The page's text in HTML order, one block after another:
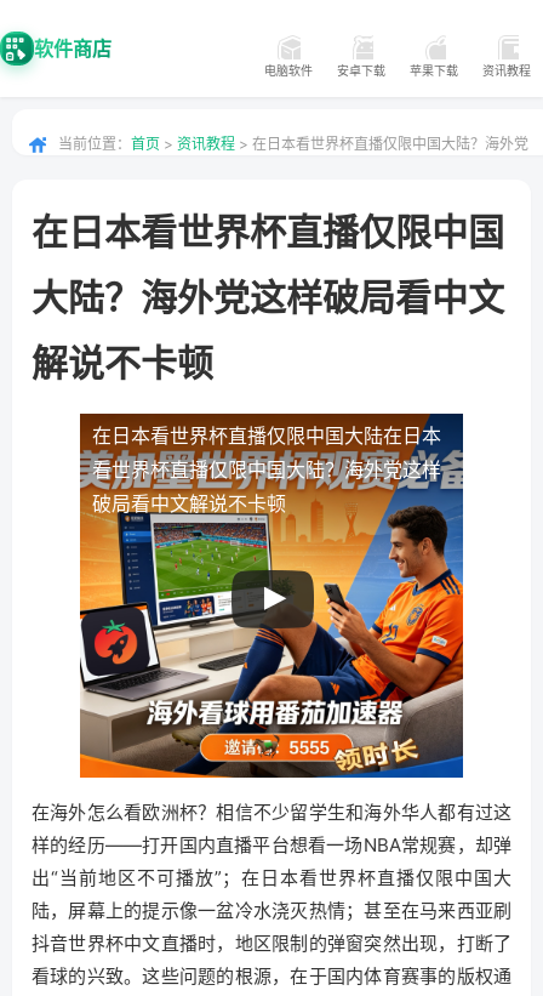
软件商店
电脑软件 安卓下载 苹果下载 资讯教程
当前位置： 首页 > 资讯教程 > 在日本看世界杯直播仅限中国大陆？海外党
在日本看世界杯直播仅限中国
大陆？海外党这样破局看中文
解说不卡顿
在日本看世界杯直播仅限中国大陆在日本
看世界杯直播仅限中国大陆？海外党这样
破局看中文解说不卡顿
在海外怎么看欧洲杯？相信不少留学生和海外华人都有过这
样的经历——打开国内直播平台想看一场NBA常规赛，却弹
出“当前地区不可播放”；在日本看世界杯直播仅限中国大
陆，屏幕上的提示像一盆冷水浇灭热情；甚至在马来西亚刷
抖音世界杯中文直播时，地区限制的弹窗突然出现，打断了
看球的兴致。这些问题的根源，在于国内体育赛事的版权通